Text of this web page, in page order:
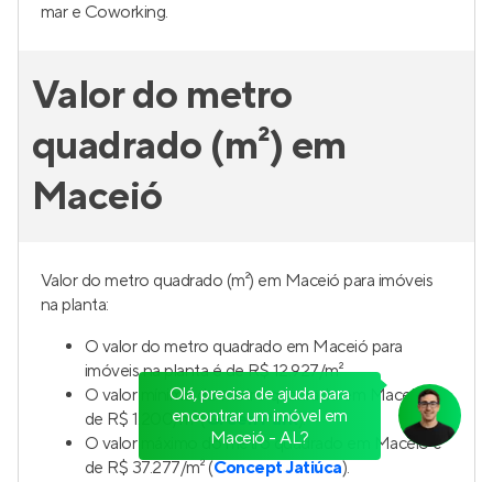
mar e Coworking.
Valor do metro
quadrado (m²) em
Maceió
Valor do metro quadrado (m²) em Maceió para imóveis
na planta:
O valor do metro quadrado em Maceió para
imóveis na planta é de R$ 12.927/m²
O valor mínimo do metro quadrado em Maceió é
de R$ 1.200/m² (Green Park).
O valor máximo do metro quadrado em Maceió é
de R$ 37.277/m² (Concept Jatiúca).
Olá, precisa de ajuda para
encontrar um imóvel em
Maceió - AL?